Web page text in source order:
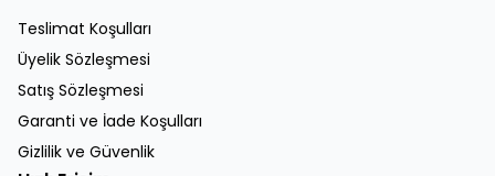
Teslimat Koşulları
Üyelik Sözleşmesi
Satış Sözleşmesi
Garanti ve İade Koşulları
Gizlilik ve Güvenlik